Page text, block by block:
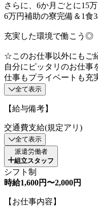
さらに、6か月ごとに15
6万円補助の寮完備＆1
充実した環境で働こう◎
☆このお仕事以外にもご
自分にピッタリのお仕事
仕事もプライベートも
全て表示
【給与備考】
交通費支給(規定アリ)
全て表示
派遣労働者
組立スタッフ
シフト制
時給1,600円〜2,000円
【お仕事内容】